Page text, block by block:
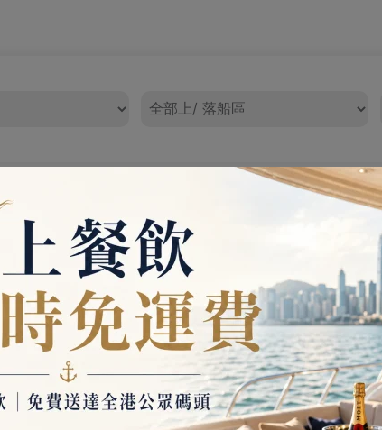
上/ 落船區
時數及套餐內容比較租船選擇。
、餐飲、水上玩具及延長時數影響。
海的日租遊艇，讓你同時查看私人包船與不同預算方案。選船時
船P套餐。熱門夏季週末及公眾假期通常較早滿額，如日期彈性